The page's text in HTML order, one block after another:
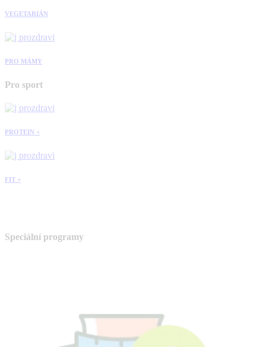
VEGETARIÁN
PRO MÁMY
Pro sport
PROTEIN +
FIT +
Speciální programy